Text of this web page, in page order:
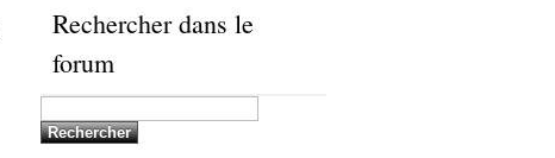
Rechercher dans le
forum